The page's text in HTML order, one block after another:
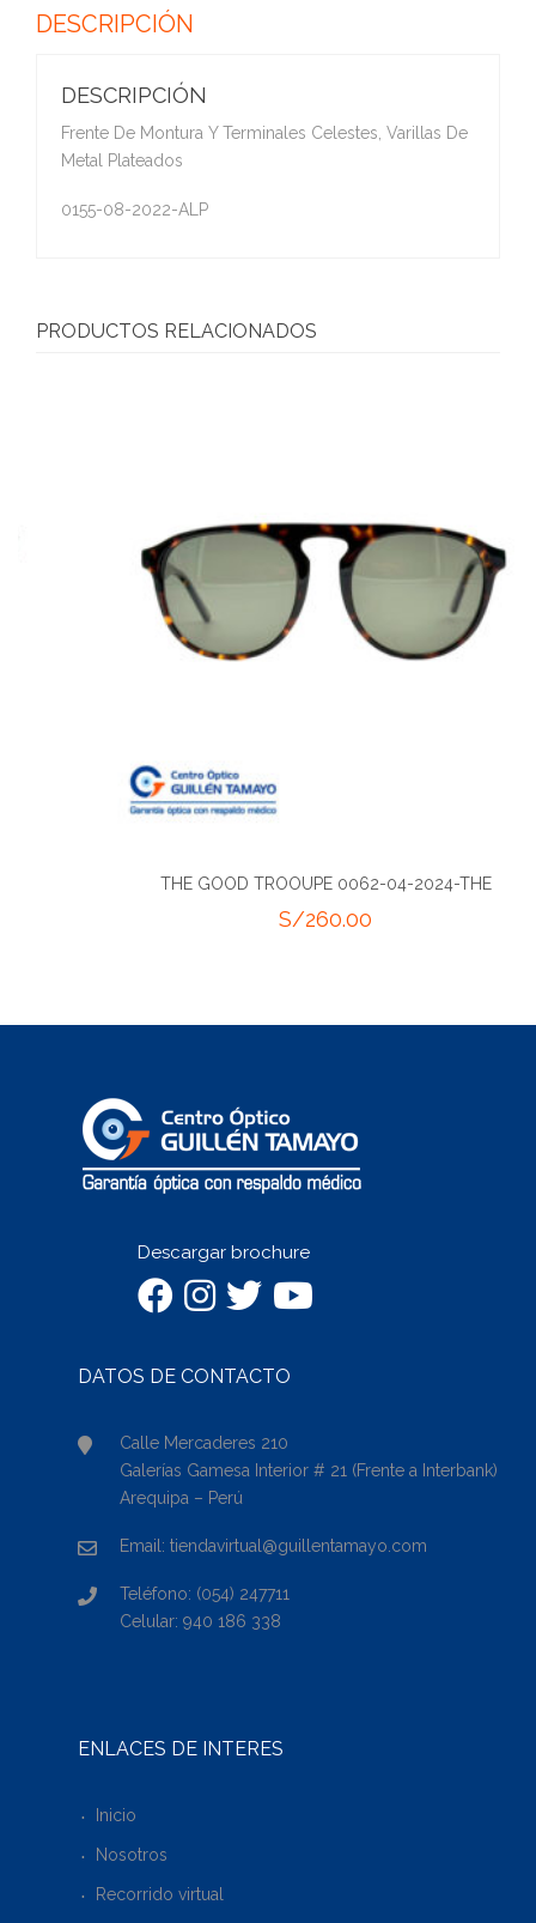
DESCRIPCIÓN
DESCRIPCIÓN
Frente De Montura Y Terminales Celestes, Varillas De
Metal Plateados
0155-08-2022-ALP
PRODUCTOS RELACIONADOS
THE GOOD TROOUPE 0062-04-2024-THE
260.00
Descargar brochure
DATOS DE CONTACTO
Calle Mercaderes 210
Galerías Gamesa Interior # 21 (Frente a Interbank)
Arequipa – Perú
Email: tiendavirtual@guillentamayo.com
Teléfono: (054) 247711
Celular: 940 186 338
ENLACES DE INTERÉS
Inicio
Nosotros
Recorrido virtual